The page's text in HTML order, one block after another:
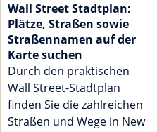
Wall Street Stadtplan:
Plätze, Straßen sowie
Straßennamen auf der
Karte suchen
Durch den praktischen
Wall Street-Stadtplan
finden Sie die zahlreichen
Straßen und Wege in New